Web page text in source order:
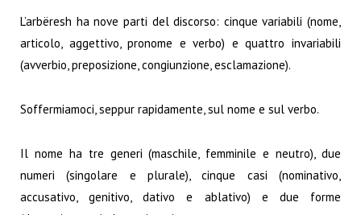
L’arbëresh ha nove parti del discorso: cinque variabili (nome,
articolo, aggettivo, pronome e verbo) e quattro invariabili
(avverbio, preposizione, congiunzione, esclamazione).
Soffermiamoci, seppur rapidamente, sul nome e sul verbo.
Il nome ha tre generi (maschile, femminile e neutro), due
numeri (singolare e plurale), cinque casi (nominativo,
accusativo, genitivo, dativo e ablativo) e due forme